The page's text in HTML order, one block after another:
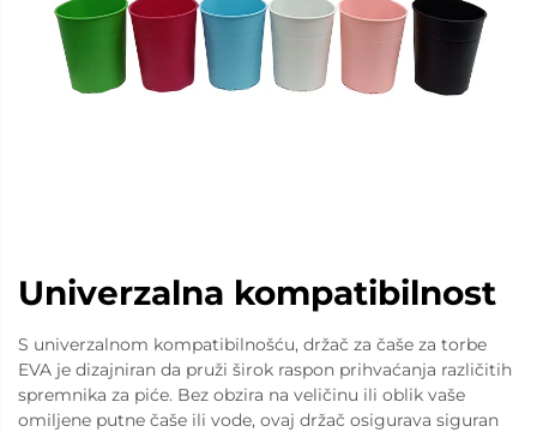
Univerzalna kompatibilnost
S univerzalnom kompatibilnošću, držač za čaše za torbe
EVA je dizajniran da pruži širok raspon prihvaćanja različitih
spremnika za piće. Bez obzira na veličinu ili oblik vaše
omiljene putne čaše ili vode, ovaj držač osigurava siguran